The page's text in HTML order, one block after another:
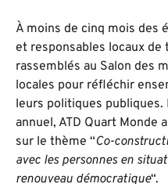
À moins de cinq mois des
et responsables locaux de
rassemblés au Salon des
locales pour réfléchir
leurs politiques
annuel, ATD Quart Monde
sur le thème “Co-
avec les personnes en
renouveau démocratique“.